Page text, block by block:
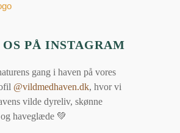
PÅ INSTAGRAM
gang i haven på vores
@vildmedhaven.dk, hvor vi
vilde dyreliv, skønne
haveglæde 💚